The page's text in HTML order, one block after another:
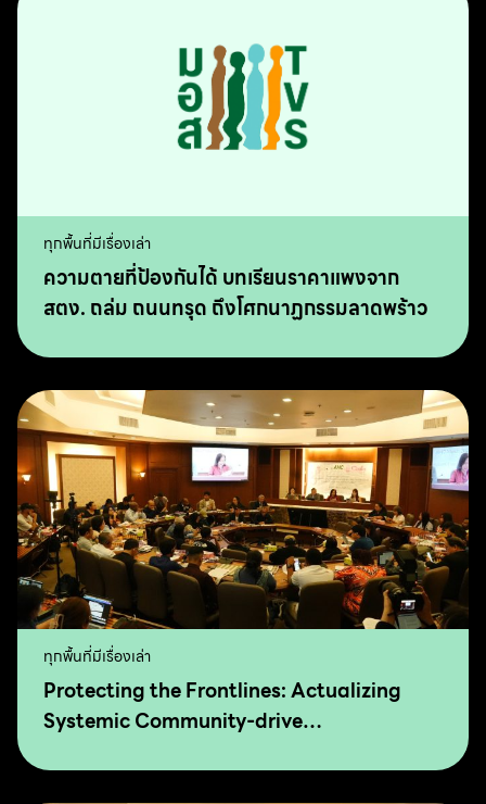
ทุกพื้นที่มีเรื่องเล่า
ความตายที่ป้องกันได้ บทเรียนราคาแพงจาก
สตง. ถล่ม ถนนทรุด ถึงโศกนาฏกรรมลาดพร้าว
ทุกพื้นที่มีเรื่องเล่า
Protecting the Frontlines: Actualizing
Systemic Community-drive